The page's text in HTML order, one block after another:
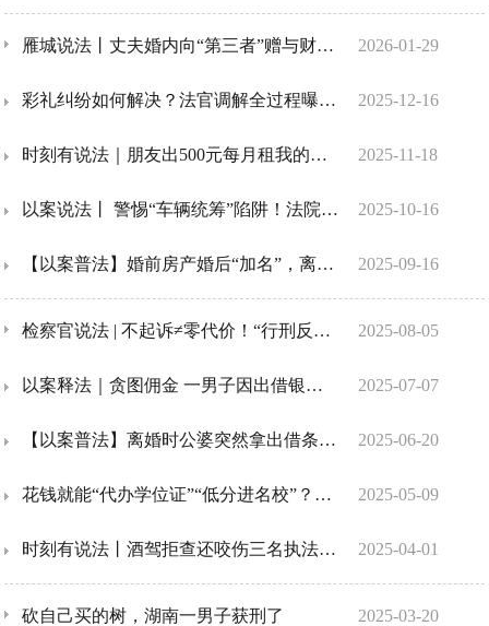
2026-01-29
雁城说法丨丈夫婚内向“第三者”赠与财产，离婚后前妻能否要求返还？
2025-12-16
彩礼纠纷如何解决？法官调解全过程曝光！
2025-11-18
时刻有说法｜朋友出500元每月租我的微信号，这钱能赚吗？
2025-10-16
以案说法丨 警惕“车辆统筹”陷阱！法院：非正规保险不具赔付效力
2025-09-16
【以案普法】婚前房产婚后“加名”，离婚时能平分吗？
2025-08-05
检察官说法 | 不起诉≠零代价！“行刑反向衔接”让非法狩猎者付出代价
2025-07-07
以案释法｜贪图佣金 一男子因出借银行卡洗钱获刑
2025-06-20
【以案普法】离婚时公婆突然拿出借条，200万是情还是债？
2025-05-09
花钱就能“代办学位证”“低分进名校”？骗子在向你招手了！
2025-04-01
时刻有说法丨酒驾拒查还咬伤三名执法人员 男子妨害公务获刑半年
2025-03-20
砍自己买的树，湖南一男子获刑了